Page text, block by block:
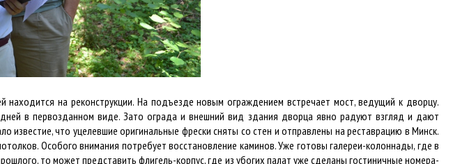
находится на реконструкции. На подъезде новым ограждением встречает мост, ведущий к дворцу.
в первозданном виде. Зато ограда и внешний вид здания дворца явно радуют взгляд и дают
что уцелевшие оригинальные фрески сняты со стен и отправлены на реставрацию в Минск.
Особого внимания потребует восстановление каминов. Уже готовы галереи-колоннады, где в
то может представить флигель-корпус, где из убогих палат уже сделаны гостиничные номера-